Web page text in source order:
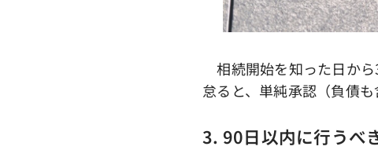
相続開始を知った日か
怠ると、単純承認（負債
3. 90日以内に行うべ